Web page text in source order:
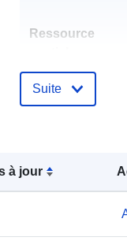
à jour
Ressource
Identificateurs:
Suite